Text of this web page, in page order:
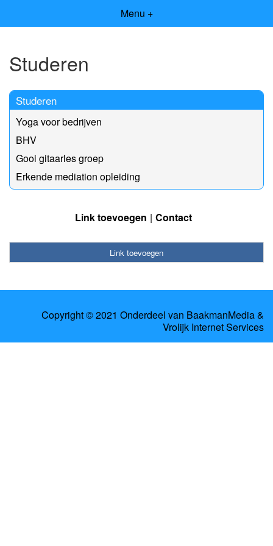
Menu +
Studeren
Studeren
Yoga voor bedrijven
BHV
Gooi gitaarles groep
Erkende mediation opleiding
Link toevoegen Contact
Link toevoegen
Copyright © 2021 Onderdeel van BaakmanMedia&
Vrolijk Internet Services